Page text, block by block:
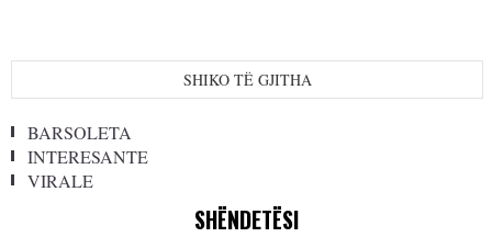
SHIKO TË GJITHA
BARSOLETA
INTERESANTE
VIRALE
SHËNDETËSI